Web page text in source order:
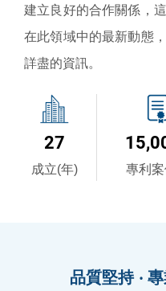
建立良好的合作關係，
在此領域中的最新動態
詳盡的資訊。
27
成立(年) 專利
品質堅持 ‧